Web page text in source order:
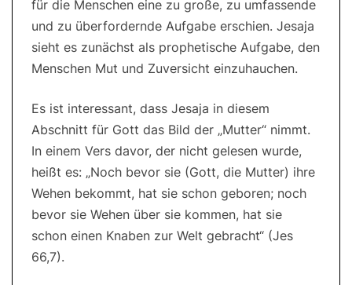
für die Menschen eine zu große, zu umfassende
und zu überfordernde Aufgabe erschien. Jesaja
sieht es zunächst als prophetische Aufgabe, den
Menschen Mut und Zuversicht einzuhauchen.
Es ist interessant, dass Jesaja in diesem
Abschnitt für Gott das Bild der „Mutter“ nimmt.
In einem Vers davor, der nicht gelesen wurde,
heißt es: „Noch bevor sie (Gott, die Mutter) ihre
Wehen bekommt, hat sie schon geboren; noch
bevor sie Wehen über sie kommen, hat sie
schon einen Knaben zur Welt gebracht“ (Jes
66,7).